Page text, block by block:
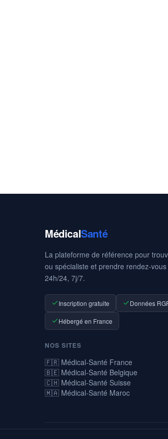
MédicalSanté
La plateforme de référence pour
ou spécialiste et prendre rendez-
24h/24, 7j/7.
Inscription gratuite Données
Hébergé en France
NOS SITES
🇫🇷 Médical-Santé France
🇧🇪 Médical-Santé Belgique
🇨🇭 Médical-Santé Suisse
🇲🇦 Médical-Santé Maroc